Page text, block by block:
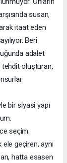
susan,
itaat eden
Beri
adalet
tehdit oluşturan,
bir siyasi yapı
seçim
geçiren, aynı
hatta esasen